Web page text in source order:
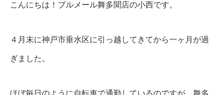
こんにちは！ブルメール舞多聞店の小西です。
４月末に神戸市垂水区に引っ越してきてから一ヶ月が過
ぎました。
ほぼ毎日のように自転車で通勤しているのですが、舞多